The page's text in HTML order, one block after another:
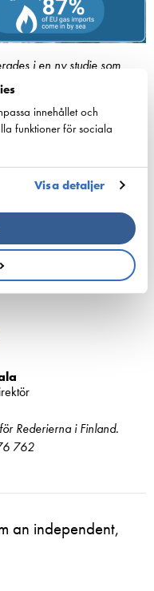
innehållet och
funktioner för sociala
Visa detaljer
i en ny studie som
Rederierna i Finland.
762
an independent,